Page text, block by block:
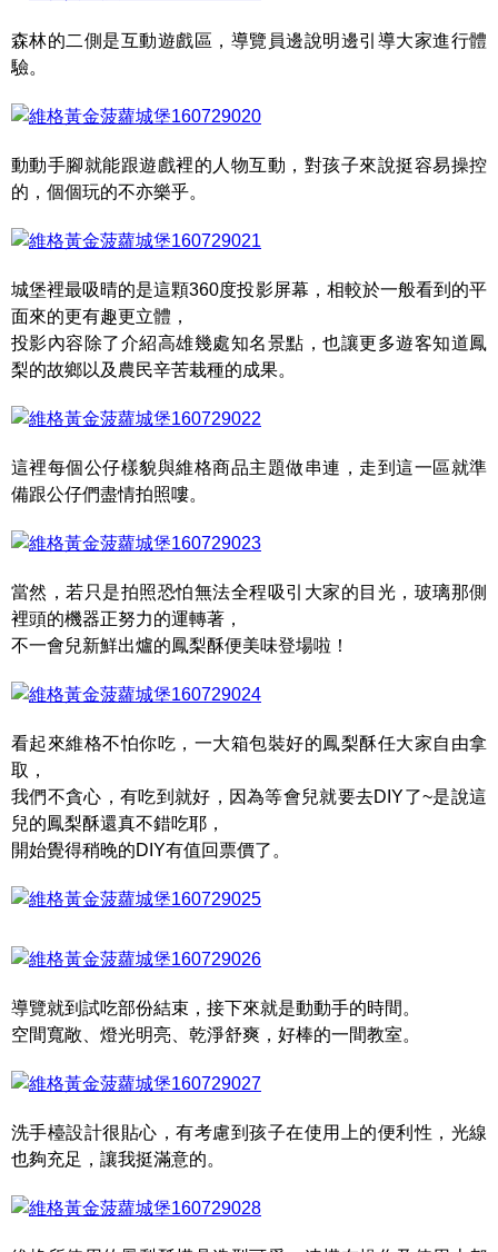
森林的二側是互動遊戲區，導覽員邊說明邊引導大家進行體
驗。
動動手腳就能跟遊戲裡的人物互動，對孩子來說挺容易操控
的，個個玩的不亦樂乎。
城堡裡最吸晴的是這顆360度投影屏幕，相較於一般看到的平
面來的更有趣更立體，
投影內容除了介紹高雄幾處知名景點，也讓更多遊客知道鳳
梨的故鄉以及農民辛苦栽種的成果。
這裡每個公仔樣貌與維格商品主題做串連，走到這一區就準
備跟公仔們盡情拍照嘍。
當然，若只是拍照恐怕無法全程吸引大家的目光，玻璃那側
裡頭的機器正努力的運轉著，
不一會兒新鮮出爐的鳳梨酥便美味登場啦！
看起來維格不怕你吃，一大箱包裝好的鳳梨酥任大家自由拿
取，
我們不貪心，有吃到就好，因為等會兒就要去DIY了~是說這
兒的鳳梨酥還真不錯吃耶，
開始覺得稍晚的DIY有值回票價了。
導覽就到試吃部份結束，接下來就是動動手的時間。
空間寬敞、燈光明亮、乾淨舒爽，好棒的一間教室。
洗手檯設計很貼心，有考慮到孩子在使用上的便利性，光線
也夠充足，讓我挺滿意的。